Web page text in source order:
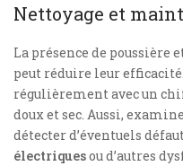
Nettoyage et
La présence de poussière
peut réduire leur
régulièrement avec un
doux et sec. Aussi,
détecter d’éventuels
électriquesou d’autres